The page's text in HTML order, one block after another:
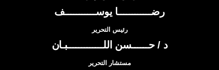
رضــــــــــــا يوســـــــــــف
رئيس التحرير
د / حــــــسن اللـــــــــــــبـان
مستشار التحرير